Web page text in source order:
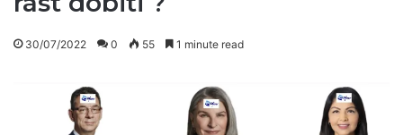
30/07/2022 0 55 1 minute read